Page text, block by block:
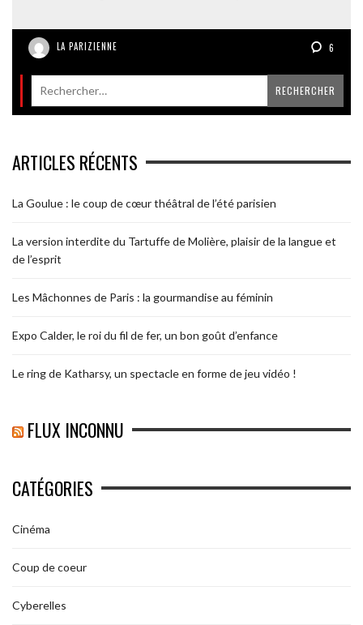
LA PARIZIENNE 6
ARTICLES RÉCENTS
La Goulue : le coup de cœur théâtral de l’été parisien
La version interdite du Tartuffe de Molière, plaisir de la langue et
de l’esprit
Les Mâchonnes de Paris : la gourmandise au féminin
Expo Calder, le roi du fil de fer, un bon goût d’enfance
Le ring de Katharsy, un spectacle en forme de jeu vidéo !
FLUX INCONNU
CATÉGORIES
Cinéma
Coup de coeur
Cyberelles